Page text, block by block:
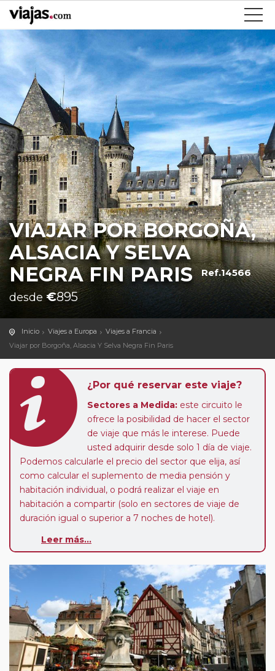
VIAJAR POR BORGOÑA,
ALSACIA Y SELVA
NEGRA FIN PARIS Ref.14566
desde €895
Inicio Viajes a Europa
Viajes a Francia
Viajar por Borgoña, Alsacia Y Selva Negra Fin Paris
¿Por qué reservar este viaje?
Sectores a Medida: este circuito le
ofrece la posibilidad de hacer el sector
de viaje que más le interese. Puede
usted adquirir desde solo 1 día de viaje.
Podemos calcularle el precio del sector que elija, así
como calcular el suplemento de media pensión y
habitación individual, o podrá realizar el viaje en
habitación a compartir (solo en sectores de viaje de
duración igual o superior a 7 noches de hotel).
de que usted pueda programar una o más paradas en
7 noches según circuito y fechas de salida. Es
fundamental que el circuito tenga salida posterior a la
fecha escogida y permita la salida deseada. El
suplemento por parada efectuada es de 40 Euros/52
Dólares por persona. Si la parada se realiza para tomar
otro circuito del mismo proveedor no se abonará este
suplemento.
Leer más...